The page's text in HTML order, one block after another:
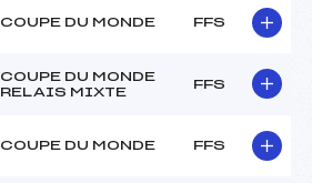
COUPE DU MONDE FFS
COUPE DU MONDE
RELAIS MIXTE
FFS
COUPE DU MONDE FFS